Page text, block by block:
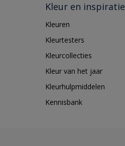
Kleur en inspiratie
Kleuren
Kleurtesters
Kleurcollecties
Kleur van het jaar
Kleurhulpmiddelen
Kennisbank